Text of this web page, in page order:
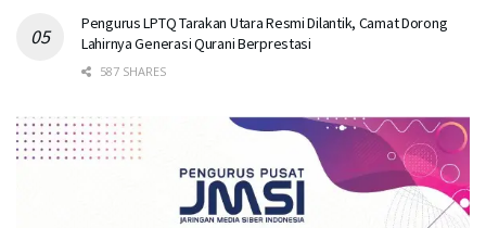
Pengurus LPTQ Tarakan Utara Resmi Dilantik, Camat Dorong
Lahirnya Generasi Qurani Berprestasi
587 SHARES